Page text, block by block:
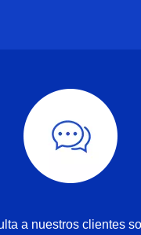
a nuestros clientes